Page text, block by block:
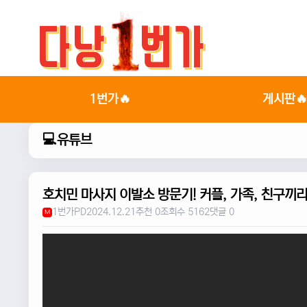
1번가🔥 게시판🔥
💻유튜브
호치민 마사지 이발소 방문기! 커플, 가족, 친구끼
M 1번가PD2024.12.21 추천 0조회수 5162댓글 0